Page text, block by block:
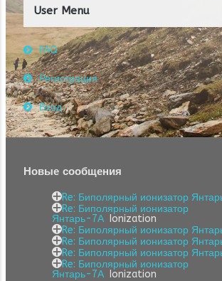
User Menu
FAQ
Регистрация
Вход
Новые сообщения
Re: Биполярный ионизатор
Re: Биполярный ионизатор
Янтарь-7А Ionization
Re: Биполярный ионизатор
Re: Биполярный ионизатор
Re: Биполярный ионизатор
Re: Биполярный ионизатор
Янтарь-7А Ionization